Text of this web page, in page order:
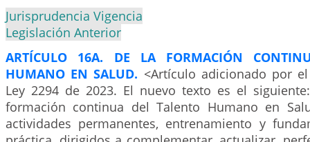
Jurisprudencia Vigencia
Legislación Anterior
ARTÍCULO 16A. DE LA FORMACIÓN
HUMANO EN SALUD. <Artículo adicionado por
Ley 2294 de 2023. El nuevo texto es el
formación continua del Talento Humano en
actividades permanentes, entrenamiento y